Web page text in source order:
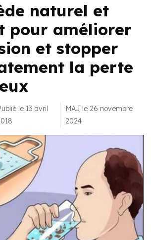
naturel et
pour améliorer
et stopper
la perte
le 13 avril
MAJ le 26 novembre
2024